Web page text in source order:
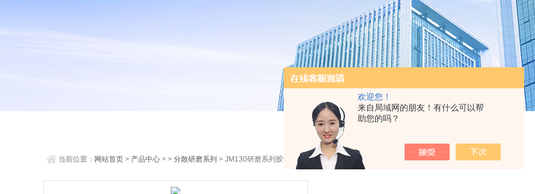
欢迎您！
来自局域网的朋友！有什么可以帮
助您的吗？
当前位置： 网站首页 > 产品中心 > > 分散研磨系列 > JM130研磨系列胶体磨